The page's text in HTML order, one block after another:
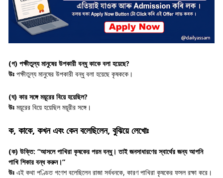
(গ) পক্ষীতুল্য মানুষের উপকারী বন্ধু কাকে বলা হয়েছে?
উঃ পক্ষীতুল্য মানুষের উপকারী বন্ধু বলা হয়েছে কৃষককে।
(ঘ) কার সঙ্গে ময়ূরের বিয়ে হয়েছিল?
উঃ ময়ূরের বিয়ে হয়েছিল ময়ূরীর সঙ্গে।
ক, কাকে, কখন এবং কেন বলেছিলেন, বুঝিয়ে লেখোঃ
(ক) উক্তি: “আসলে পাখিরা কৃষকের পরম বন্ধু। তাই জনসাধারণের স্বার্থের জন্য আপনি
পাখি শিকার বন্ধ করুন।”
উঃ এই কথা পণ্ডিত গণেশ বলেছিলেন রাজা সর্বধনকে, কারণ পাখিরা কৃষকের ফসল রক্ষা করে।